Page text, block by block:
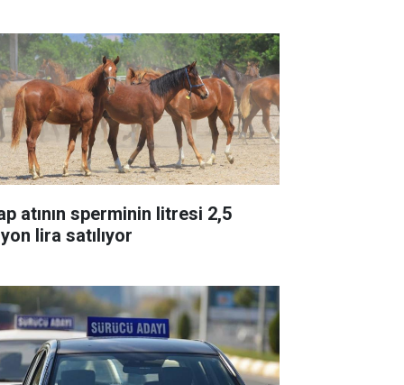
atının sperminin litresi 2,5
lira satılıyor